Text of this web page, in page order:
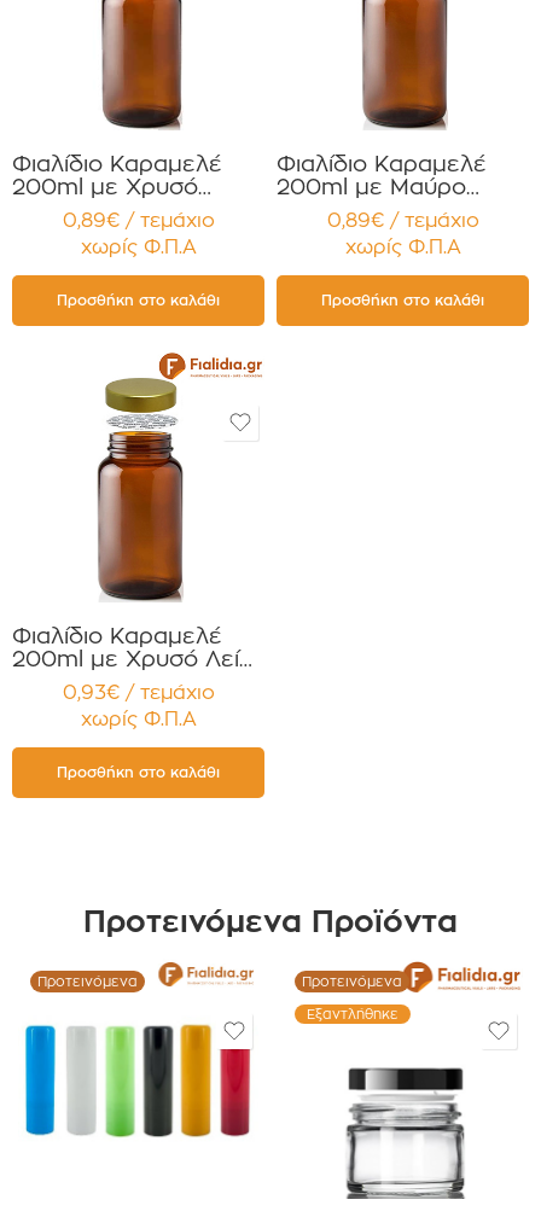
Φιαλίδιο Καραμελέ
200ml με Χρυσό
πώμα για Χάπια ,
Βιταμίνες
Συμπληρώματα
Διατροφής
Συσκευασία 12
τεμαχίων
0,89€ / τεμάχιο
χωρίς Φ.Π.Α
Προσθήκη στο καλάθι
Φιαλίδιο Καραμελέ
200ml με Μαύρο
πώμα για Χάπια ,
Βιταμίνες
Συμπληρώματα
Διατροφής
Συσκευασία 12
τεμαχίων
0,89€ / τεμάχιο
χωρίς Φ.Π.Α
Προσθήκη στο καλάθι
Φιαλίδιο Καραμελέ
200ml με Χρυσό Λείο
πώμα για Χάπια ,
Βιταμίνες
Συμπληρώματα
Διατροφής
Συσκευασία 12
τεμαχίων
0,93€ / τεμάχιο
χωρίς Φ.Π.Α
Προσθήκη στο καλάθι
Προτεινόμενα Προϊόντα
Προτεινόμενα Προτεινόμενα
Εξαντλήθηκε